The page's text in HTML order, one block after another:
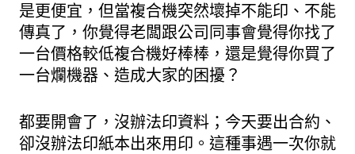
是更便宜，但當複合機突然壞掉不能印、不能
傳真了，你覺得老闆跟公司同事會覺得你找了
一台價格較低複合機好棒棒，還是覺得你買了
一台爛機器、造成大家的困擾？
都要開會了，沒辦法印資料；今天要出合約、
卻沒辦法印紙本出來用印。這種事遇一次你就